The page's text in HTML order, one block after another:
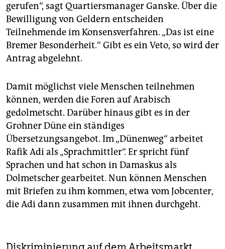
gerufen“, sagt Quartiersmanager Ganske. Über die
Bewilligung von Geldern entscheiden
Teilnehmende im Konsensverfahren. „Das ist eine
Bremer Besonderheit.“ Gibt es ein Veto, so wird der
Antrag abgelehnt.
Damit möglichst viele Menschen teilnehmen
können, werden die Foren auf Arabisch
gedolmetscht. Darüber hinaus gibt es in der
Grohner Düne ein ständiges
Übersetzungsangebot. Im „Dünenweg“ arbeitet
Rafik Adi als „Sprachmittler“. Er spricht fünf
Sprachen und hat schon in Damaskus als
Dolmetscher gearbeitet. Nun können Menschen
mit Briefen zu ihm kommen, etwa vom Jobcenter,
die Adi dann zusammen mit ihnen durchgeht.